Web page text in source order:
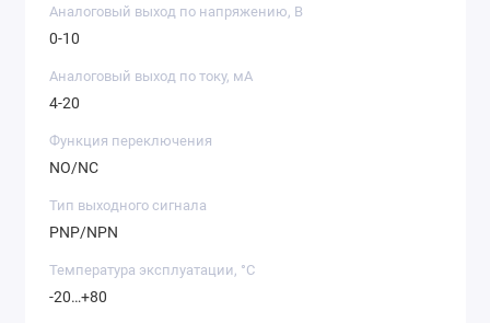
Аналоговый выход по напряжению, В
0-10
Аналоговый выход по току, мА
4-20
Функция переключения
NO/NC
Тип выходного сигнала
PNP/NPN
Температура эксплуатации, °C
-20…+80